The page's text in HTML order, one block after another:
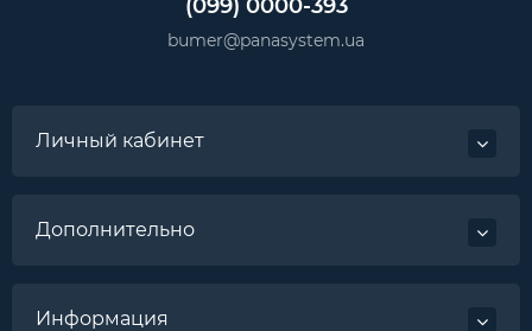
(099) 0000-393
bumer@panasystem.ua
Личный кабинет
Дополнительно
Информация